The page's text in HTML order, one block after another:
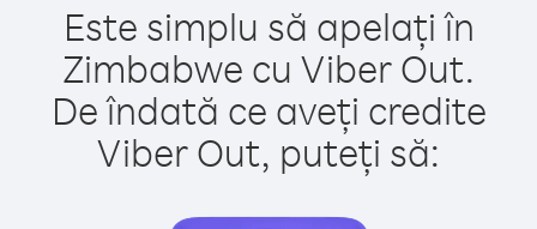
Este simplu să apelați în
Zimbabwe cu Viber Out.
De îndată ce aveți credite
Viber Out, puteți să: